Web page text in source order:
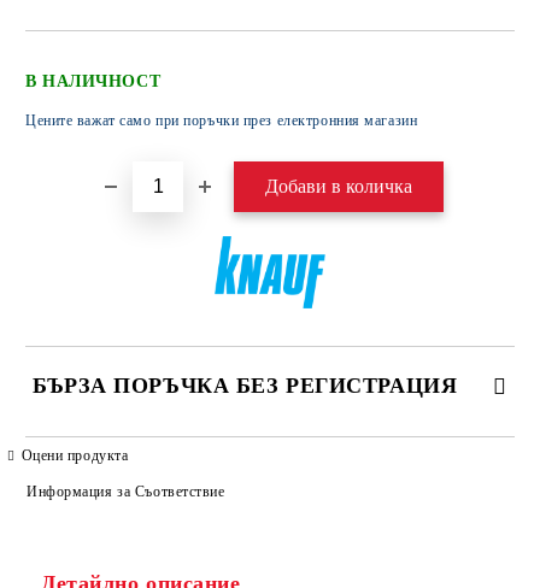
В НАЛИЧНОСТ
Цените важат само при поръчки през електронния магазин
БЪРЗА ПОРЪЧКА БЕЗ РЕГИСТРАЦИЯ
Оцени продукта
Информация за Съответствие
Детайлно описание